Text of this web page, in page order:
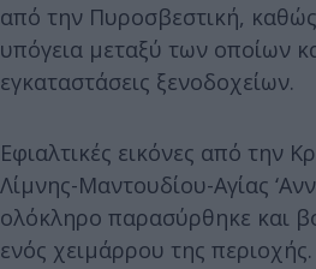
από την Πυροσβεστική,
υπόγεια μεταξύ των οποίων
εγκαταστάσεις ξενοδοχείων.
Εφιαλτικές εικόνες από την
Λίμνης-Μαντουδίου-Αγίας
ολόκληρο παρασύρθηκε και
ενός χειμάρρου της